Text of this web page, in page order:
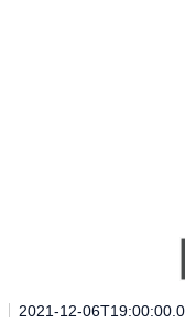
2021-12-